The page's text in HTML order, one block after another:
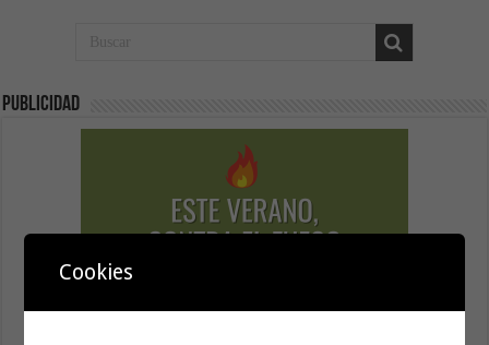
Publicidad
Cookies